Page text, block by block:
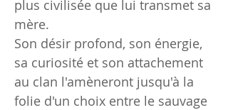
plus civilisée que lui transmet sa
mère.
Son désir profond, son énergie,
sa curiosité et son attachement
au clan l'amèneront jusqu'à la
folie d'un choix entre le sauvage